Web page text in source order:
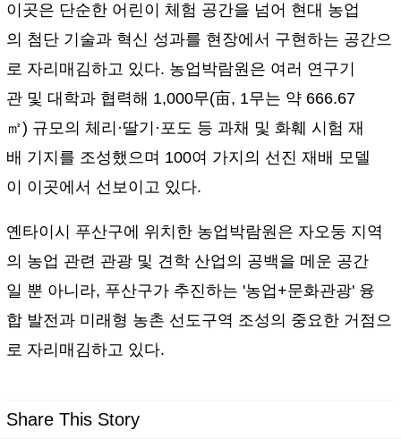
이곳은 단순한 어린이 체험 공간을 넘어 현대 농업
의 첨단 기술과 혁신 성과를 현장에서 구현하는 공간으
로 자리매김하고 있다. 농업박람원은 여러 연구기
관 및 대학과 협력해 1,000무(亩, 1무는 약 666.67
㎡) 규모의 체리·딸기·포도 등 과채 및 화훼 시험 재
배 기지를 조성했으며 100여 가지의 선진 재배 모델
이 이곳에서 선보이고 있다.
옌타이시 푸산구에 위치한 농업박람원은 자오둥 지역
의 농업 관련 관광 및 견학 산업의 공백을 메운 공간
일 뿐 아니라, 푸산구가 추진하는 '농업+문화관광' 융
합 발전과 미래형 농촌 선도구역 조성의 중요한 거점으
로 자리매김하고 있다.
Share This Story